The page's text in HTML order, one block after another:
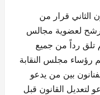
قرار من
لعضوية مجالس
تلق رداً من جميع
رؤساء مجلس النقابة
بين من يدعو
لتعديل القانون قبل